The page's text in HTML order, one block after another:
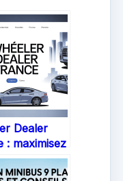
Dealer
: maximisez
de
à vendre